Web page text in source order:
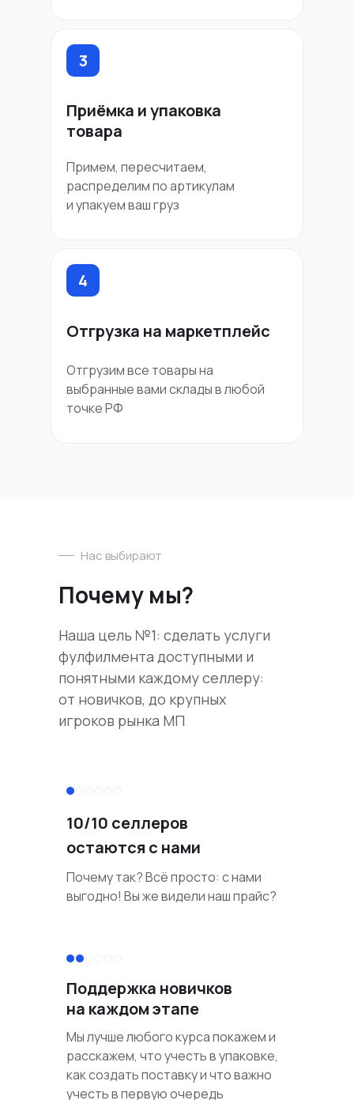
Отгрузка на маркетплейс
Отгрузим все товары на
выбранные вами склады в любой
точке РФ
4
Приёмка и упаковка
товара
Примем, пересчитаем,
распределим по артикулам
и упакуем ваш груз
3
10/10 селлеров
остаются с нами
Почему так? Всё просто: с нами
выгодно! Вы же видели наш прайс?
Поддержка новичков
на каждом этапе
Мы лучше любого курса покажем и
расскажем, что учесть в упаковке,
как создать поставку и что важно
учесть в первую очередь
Наша цель №1: сделать услуги
фулфилмента доступными и
понятными каждому селлеру:
от новичков, до крупных
игроков рынка МП
Почему мы?
Нас выбирают